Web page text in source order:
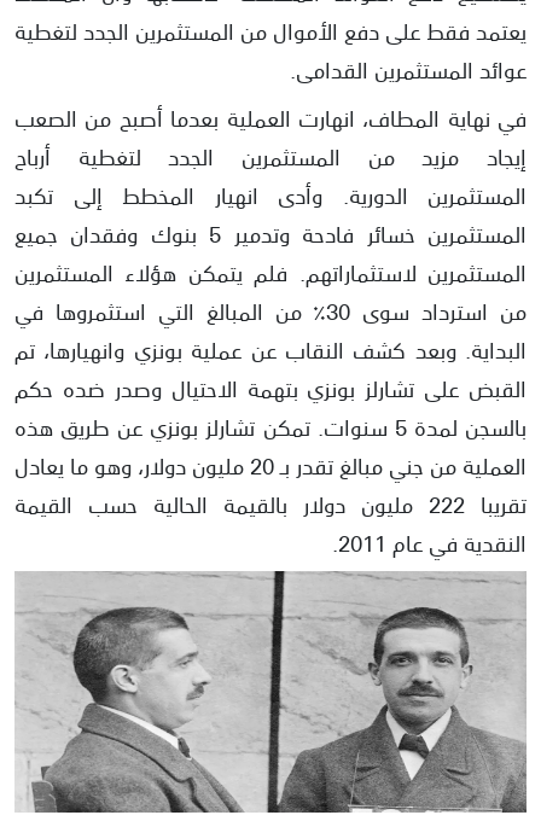
يعتمد فقط على دفع الأموال من المستثمرين الجدد لتغطية
عوائد المستثمرين القدامى.
في نهاية المطاف، انهارت العملية بعدما أصبح من الصعب
إيجاد مزيد من المستثمرين الجدد لتغطية أرباح
المستثمرين الدورية. وأدى انهيار المخطط إلى تكبد
المستثمرين خسائر فادحة وتدمير 5 بنوك وفقدان جميع
المستثمرين لاستثماراتهم. فلم يتمكن هؤلاء المستثمرين
من استرداد سوى 30٪ من المبالغ التي استثمروها في
البداية. وبعد كشف النقاب عن عملية بونزي وانهيارها، تم
القبض على تشارلز بونزي بتهمة الاحتيال وصدر ضده حكم
بالسجن لمدة 5 سنوات. تمكن تشارلز بونزي عن طريق هذه
العملية من جني مبالغ تقدر بـ 20 مليون دولار، وهو ما يعادل
تقريبا 222 مليون دولار بالقيمة الحالية حسب القيمة
النقدية في عام 2011.